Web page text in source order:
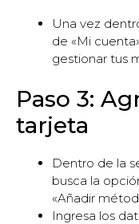
Una vez
de «Mi
gestionar tus
Paso 3:
tarjeta
Dentro de la
busca la
«Añadir
Ingresa los